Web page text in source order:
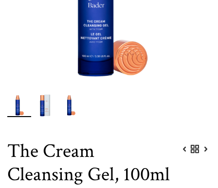
The Cream
Cleansing Gel, 100ml